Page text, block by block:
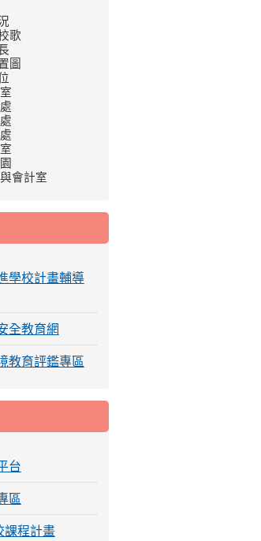
歌
圖
會計室
學校計畫輔導
全教育網
教育評鑑專區
台
區
課程計畫